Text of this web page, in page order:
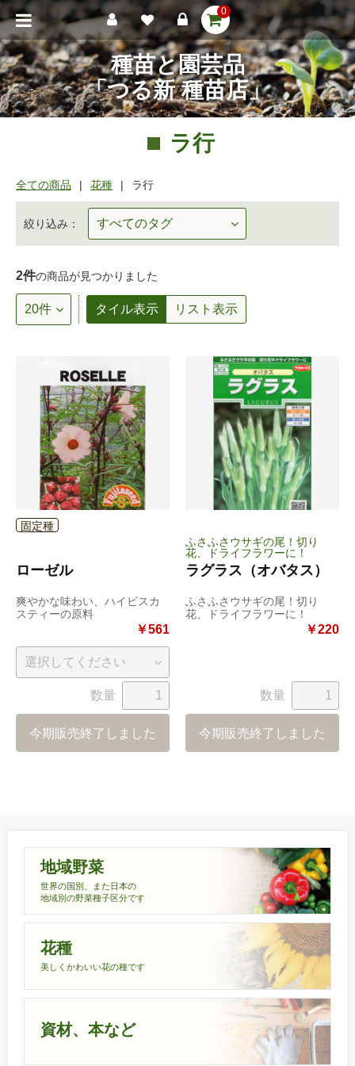
0
種苗と園芸品
「つる新 種苗店」
ラ行
全ての商品 花種 ラ行
絞り込み：
2件の商品が見つかりました
タイル表示 リスト表示
固定種
ローゼル
爽やかな味わい、ハイビスカ
スティーの原料
￥561
数量
今期販売終了しました
ふさふさウサギの尾！切り
花、ドライフラワーに！
ラグラス（オバタス）
ふさふさウサギの尾！切り
花、ドライフラワーに！
￥220
数量
今期販売終了しました
地域野菜
世界の国別、また日本の
地域別の野菜種子区分です
花種
美しくかわいい花の種です
資材、本など